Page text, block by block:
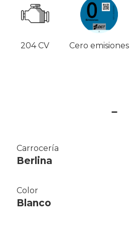
204 CV Cero emisiones
Carrocería
Berlina
Color
Blanco